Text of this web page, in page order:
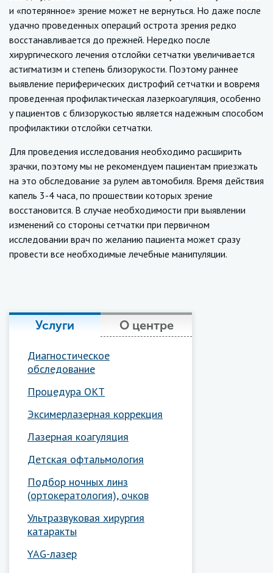
и «потерянное» зрение может не вернуться. Но даже после
удачно проведенных операций острота зрения редко
восстанавливается до прежней. Нередко после
хирургического лечения отслойки сетчатки увеличивается
астигматизм и степень близорукости. Поэтому раннее
выявление периферических дистрофий сетчатки и вовремя
проведенная профилактическая лазеркоагуляция, особенно
у пациентов с близорукостью является надежным способом
профилактики отслойки сетчатки.
Для проведения исследования необходимо расширить
зрачки, поэтому мы не рекомендуем пациентам приезжать
на это обследование за рулем автомобиля. Время действия
капель 3-4 часа, по прошествии которых зрение
восстановится. В случае необходимости при выявлении
изменений со стороны сетчатки при первичном
исследовании врач по желанию пациента может сразу
провести все необходимые лечебные манипуляции.
Услуги О центре
Диагностическое
обследование
Процедура ОКТ
Эксимерлазерная коррекция
Лазерная коагуляция
Детская офтальмология
Подбор ночных линз
(ортокератология), очков
Ультразвуковая хирургия
катаракты
YAG-лазер